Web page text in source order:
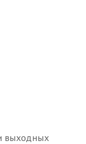
выходных